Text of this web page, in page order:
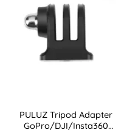
PULUZ Tripod Adapter
GoPro/DJI/Insta360